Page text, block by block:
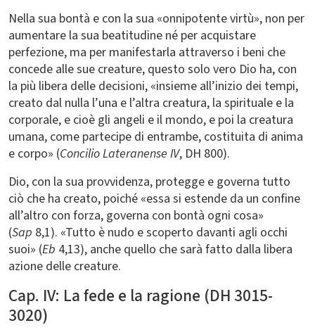
Nella sua bontà e con la sua «onnipotente virtù», non per
aumentare la sua beatitudine né per acquistare
perfezione, ma per manifestarla attraverso i beni che
concede alle sue creature, questo solo vero Dio ha, con
la più libera delle decisioni, «insieme all’inizio dei tempi,
creato dal nulla l’una e l’altra creatura, la spirituale e la
corporale, e cioè gli angeli e il mondo, e poi la creatura
umana, come partecipe di entrambe, costituita di anima
e corpo» (Concilio Lateranense IV, DH 800).
Dio, con la sua provvidenza, protegge e governa tutto
ciò che ha creato, poiché «essa si estende da un confine
all’altro con forza, governa con bontà ogni cosa»
(Sap 8,1). «Tutto è nudo e scoperto davanti agli occhi
suoi» (Eb 4,13), anche quello che sarà fatto dalla libera
azione delle creature.
Cap. IV: La fede e la ragione (DH 3015-
3020)